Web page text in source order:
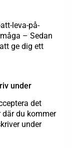
leva-på-
– Sedan
ge dig ett
under
det
du kommer
under